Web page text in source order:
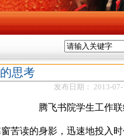
思考
发布日期： 2013-07-
腾飞书院学生工
苦读的身影，迅速地投入时